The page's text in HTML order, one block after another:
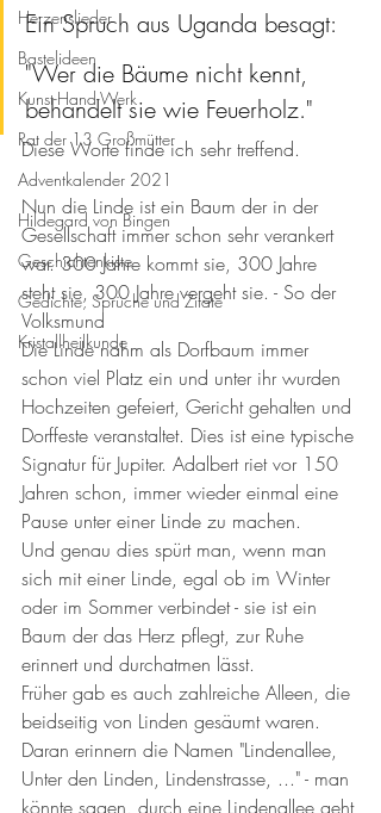
Herzenslieder
Bastelideen
Kunst-Hand-Werk
Rat der 13 Großmütter
Adventkalender 2021
Hildegard von Bingen
Geschichtenkiste
Gedichte, Sprüche und Zitate
Kristallheilkunde
Ein Spruch aus Uganda besagt:
"Wer die Bäume nicht kennt,
behandelt sie wie Feuerholz."
Diese Worte finde ich sehr treffend.
Nun die Linde ist ein Baum der in der
Gesellschaft immer schon sehr verankert
war. 300 Jahre kommt sie, 300 Jahre
steht sie, 300 Jahre vergeht sie. - So der
Volksmund
Die Linde nahm als Dorfbaum immer
schon viel Platz ein und unter ihr wurden
Hochzeiten gefeiert, Gericht gehalten und
Dorffeste veranstaltet. Dies ist eine typische
Signatur für Jupiter. Adalbert riet vor 150
Jahren schon, immer wieder einmal eine
Pause unter einer Linde zu machen.
Und genau dies spürt man, wenn man
sich mit einer Linde, egal ob im Winter
oder im Sommer verbindet - sie ist ein
Baum der das Herz pflegt, zur Ruhe
erinnert und durchatmen lässt.
Früher gab es auch zahlreiche Alleen, die
beidseitig von Linden gesäumt waren.
Daran erinnern die Namen "Lindenallee,
Unter den Linden, Lindenstrasse, ..." - man
könnte sagen, durch eine Lindenallee geht